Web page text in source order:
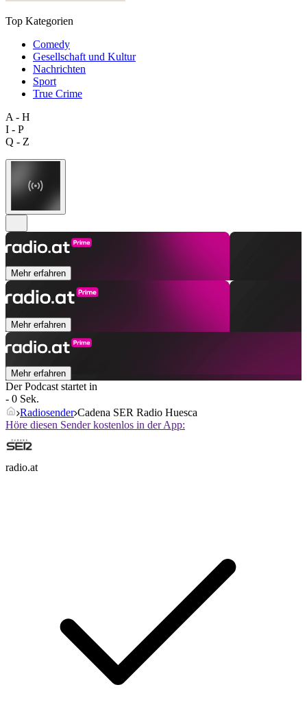
Top Kategorien
Comedy
Gesellschaft und Kultur
Nachrichten
Sport
True Crime
A - H
I - P
Q - Z
Mehr erfahren
Mehr erfahren
Mehr erfahren
Der Podcast startet in
- 0 Sek.
Radiosender Cadena SER Radio Huesca
Höre diesen Sender kostenlos in der App:
radio.at